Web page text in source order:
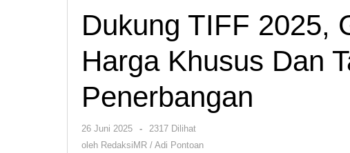
Dukung TIFF 2025,
Harga Khusus Dan
Penerbangan
26 Juni 2025
oleh
RedaksiMR
-
2317 Dilihat
oleh RedaksiMR / Adi Pontoan